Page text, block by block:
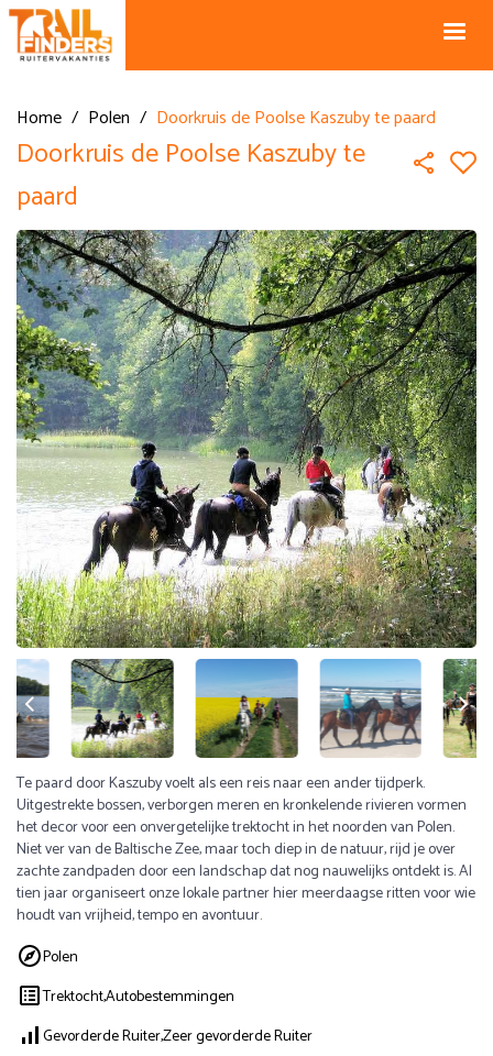
Home / Polen / Doorkruis de Poolse Kaszuby te paard
Doorkruis de Poolse Kaszuby te
paard
Te paard door Kaszuby voelt als een reis naar een ander tijdperk.
Uitgestrekte bossen, verborgen meren en kronkelende rivieren vormen
het decor voor een onvergetelijke trektocht in het noorden van Polen.
Niet ver van de Baltische Zee, maar toch diep in de natuur, rijd je over
zachte zandpaden door een landschap dat nog nauwelijks ontdekt is. Al
tien jaar organiseert onze lokale partner hier meerdaagse ritten voor wie
houdt van vrijheid, tempo en avontuur.
Polen
Trektocht,Autobestemmingen
Gevorderde Ruiter,Zeer gevorderde Ruiter